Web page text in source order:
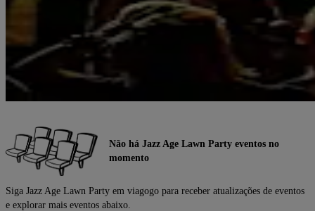
Não há Jazz Age Lawn Party eventos no
momento
Siga Jazz Age Lawn Party em viagogo para receber atualizações de eventos
e explorar mais eventos abaixo.